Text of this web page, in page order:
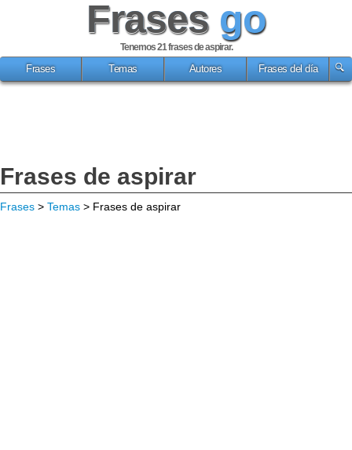
Frases go
Tenemos 21frases de aspirar.
Frases
Temas Autores Frases del día
Frases de aspirar
Frases > Temas > Frases de aspirar